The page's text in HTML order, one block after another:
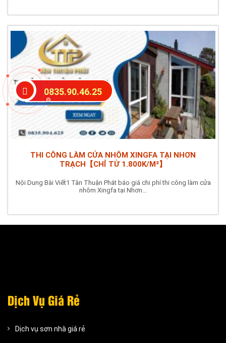
THI CÔNG LÀM CỬA NHÔM XINGFA TẠI NHƠN
TRẠCH【CHỈ TỪ 1.800K/M²】
Nội Dung Bài Viết1 Tân Thuận Phát báo giá chi phí thi công làm cửa
nhôm Xingfa tại Nhơn...
Dịch Vụ Giá Rẻ
Dịch vụ sơn nhà giá rẻ
0835.90.46.25